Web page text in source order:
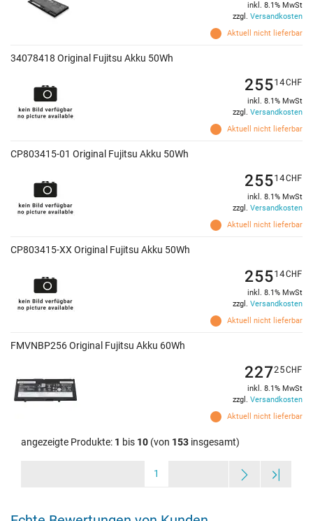
Aktuell nicht lieferbar
inkl. 8.1% MwSt
zzgl. Versandkosten
34078418 Original Fujitsu Akku 50Wh
Aktuell nicht lieferbar
25514CHF
inkl. 8.1% MwSt
zzgl. Versandkosten
CP803415-01 Original Fujitsu Akku 50Wh
Aktuell nicht lieferbar
25514CHF
inkl. 8.1% MwSt
zzgl. Versandkosten
CP803415-XX Original Fujitsu Akku 50Wh
Aktuell nicht lieferbar
25514CHF
inkl. 8.1% MwSt
zzgl. Versandkosten
FMVNBP256 Original Fujitsu Akku 60Wh
Aktuell nicht lieferbar
22725CHF
inkl. 8.1% MwSt
zzgl. Versandkosten
angezeigte Produkte: 1 bis 10 (von 153 insgesamt)
1